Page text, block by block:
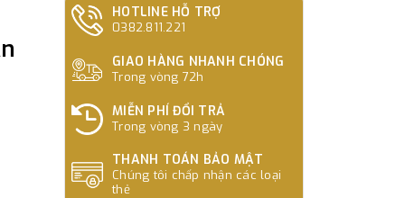
HOTLINE HỖ TRỢ
0382.811.221
GIAO HÀNG NHANH CHÓNG
Trong vòng 72h
MIỄN PHÍ ĐỔI TRẢ
Trong vòng 3 ngày
THANH TOÁN BẢO MẬT
Chúng tôi chấp nhận các loại
thẻ